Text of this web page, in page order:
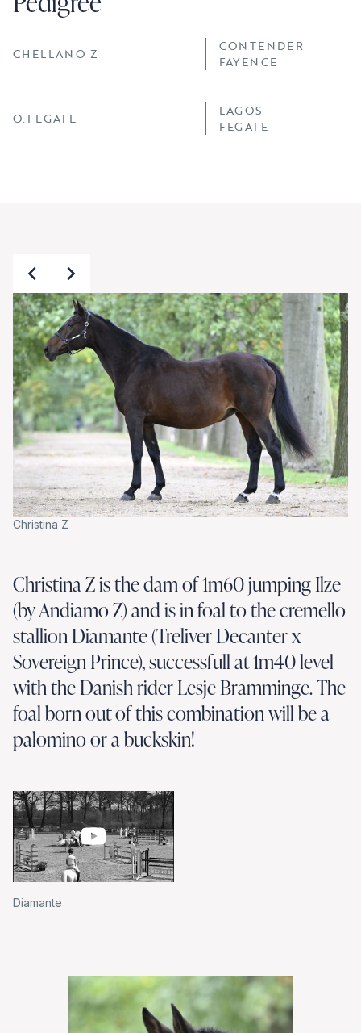
CHELLANO Z
CONTENDER
FAYENCE
O.FEGATE
LAGOS
FEGATE
Christina Z
Christina Z is the dam of 1m60 jumping Ilze
(by Andiamo Z) and is in foal to the cremello
stallion Diamante (Treliver Decanter x
Sovereign Prince), successfull at 1m40 level
with the Danish rider Lesje Bramminge. The
foal born out of this combination will be a
palomino or a buckskin!
Diamante